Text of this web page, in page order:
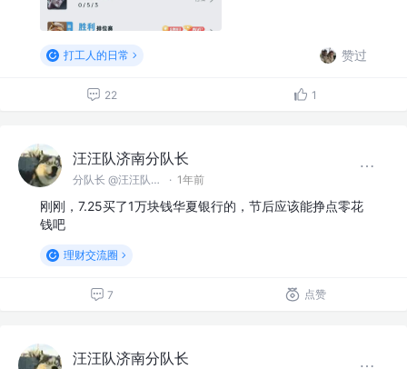
打工人的日常 赞过
22 1
汪汪队济南分队长
分队长 @汪汪队济南分队 · 1年前
刚刚，7.25买了1万块钱华夏银行的，节后应该能挣点零花
钱吧
理财交流圈
7 点赞
汪汪队济南分队长